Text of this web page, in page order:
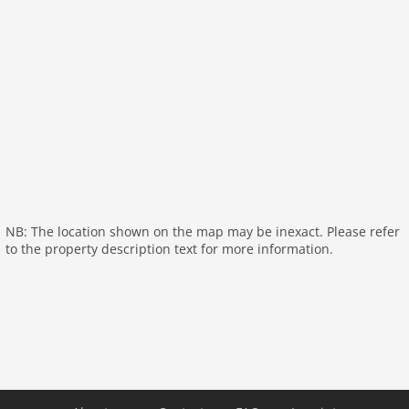
NB: The location shown on the map may be inexact. Please refer
to the property description text for more information.